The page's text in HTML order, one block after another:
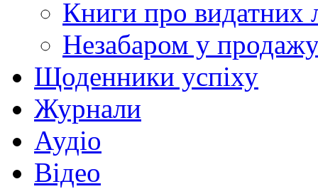
Книги про видатних
Незабаром у
Щоденники успіху
Журнали
Аудіо
Відео